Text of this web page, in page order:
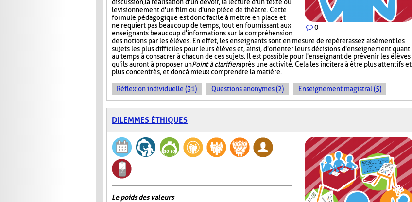
0
discussion, la réalisation d'un devoir, la lecture d'un texte ou
le visionnement d'un film ou d'une pièce de théâtre. Cette
formule pédagogique est donc facile à mettre en place et
ne requiert pas beaucoup de temps, tout en fournissant aux
enseignants beaucoup d'informations sur la compréhension
des notions par les élèves. En effet, les enseignants sont en mesure de repérer assez aisément les
sujets les plus difficiles pour leurs élèves et, ainsi, d'orienter leurs décisions d'enseignement quant
au temps à consacrer à chacun de ces sujets. Il est possible pour l'enseignant de prévenir les élèves
qu'ils auront à proposer unPoint à clarifieraprès une activité. Cela les incitera à être plus attentifs et
plus concentrés, et donc à mieux comprendre la matière.
Réflexion individuelle (31) Questions anonymes (2) Enseignement magistral (5)
DILEMMES ÉTHIQUES
Le poids des valeurs